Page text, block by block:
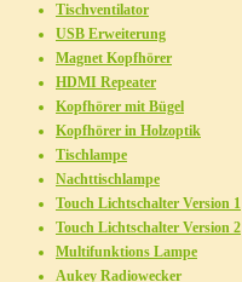
Tischventilator
USB Erweiterung
Magnet Kopfhörer
HDMI Repeater
Kopfhörer mit Bügel
Kopfhörer in Holzoptik
Tischlampe
Nachttischlampe
Touch Lichtschalter Version 1
Touch Lichtschalter Version 2
Multifunktions Lampe
Aukey Radiowecker